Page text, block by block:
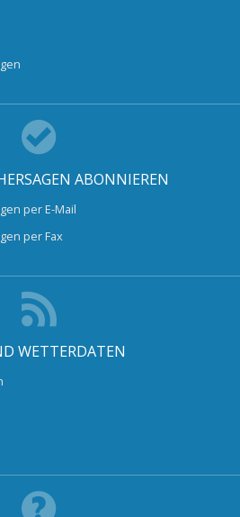
ABONNIEREN
per E-Mail
per Fax
WETTERDATEN